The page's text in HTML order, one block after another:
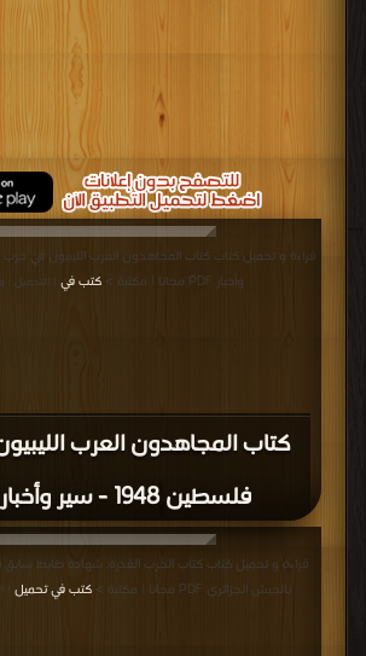
كتاب المجاهدون العرب
فلسطين 1948 - سير وأخبار PDF
وأخبار PDF مجانا | مكتبة >
كتب في | التحميل
قراءة و تحميل كتاب كتاب الحرب القذرة: شهادة ضابط سابق
بالجيش الجزائري PDF مجانا | مكتبة >
كتب في تحميل |